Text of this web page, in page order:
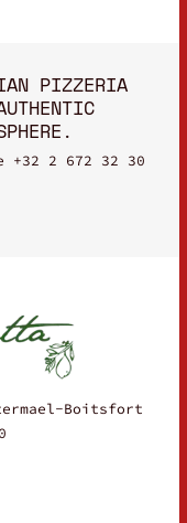
PIZZERIA
+32 2 672 32 30
Boitsfort